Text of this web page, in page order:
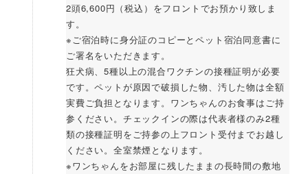
2頭6,600円（税込）をフロントでお預かり致しま
す。
※ご宿泊時に身分証のコピーとペット宿泊同意書に
ご署名をいただきます。
狂犬病、5種以上の混合ワクチンの接種証明が必要
です。ペットが原因で破損した物、汚した物は全額
実費ご負担となります。ワンちゃんのお食事はご持
参ください。チェックインの際は代表者様のみ2種
類の接種証明をご持参の上フロント受付までお越し
ください。全室禁煙となります。
※ワンちゃんをお部屋に残したままの長時間の敷地